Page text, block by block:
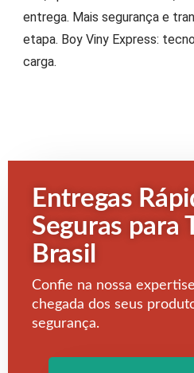
entrega. Mais segurança e
etapa. Boy Viny Express:
carga.
Entregas
Seguras para
Brasil
Confie na nossa
chegada dos seus
segurança.